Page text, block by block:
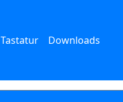
Tastatur Downloads